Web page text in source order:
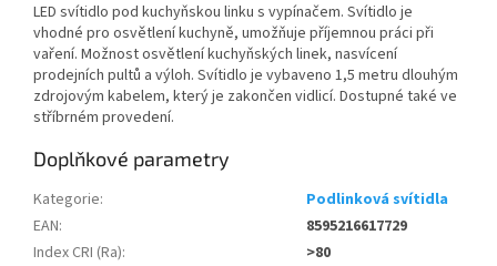
LED svítidlo pod kuchyňskou linku s vypínačem. Svítidlo je
vhodné pro osvětlení kuchyně, umožňuje příjemnou práci při
vaření. Možnost osvětlení kuchyňských linek, nasvícení
prodejních pultů a výloh. Svítidlo je vybaveno 1,5 metru dlouhým
zdrojovým kabelem, který je zakončen vidlicí. Dostupné také ve
stříbrném provedení.
Doplňkové parametry
Kategorie:
Podlinková svítidla
EAN:
8595216617729
Index CRI (Ra):
>80